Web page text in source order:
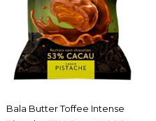
COMPARAR
LISTA DE DESEJO
ARCOR
Bala Butter Toffee
Pacote
ACESSAR
Bala Butter Toffee Intense